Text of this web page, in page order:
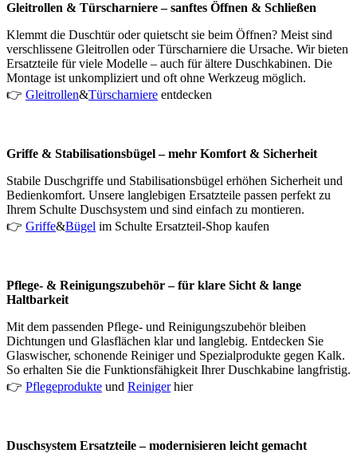
Gleitrollen & Türscharniere – sanftes Öffnen & Schließen
Klemmt die Duschtür oder quietscht sie beim Öffnen? Meist sind
verschlissene Gleitrollen oder Türscharniere die Ursache. Wir bieten
Ersatzteile für viele Modelle – auch für ältere Duschkabinen. Die
Montage ist unkompliziert und oft ohne Werkzeug möglich.
👉 Gleitrollen&Türscharniere entdecken
Griffe & Stabilisationsbügel – mehr Komfort & Sicherheit
Stabile Duschgriffe und Stabilisationsbügel erhöhen Sicherheit und
Bedienkomfort. Unsere langlebigen Ersatzteile passen perfekt zu
Ihrem Schulte Duschsystem und sind einfach zu montieren.
👉 Griffe&Bügel im Schulte Ersatzteil-Shop kaufen
Pflege- & Reinigungszubehör – für klare Sicht & lange
Haltbarkeit
Mit dem passenden Pflege- und Reinigungszubehör bleiben
Dichtungen und Glasflächen klar und langlebig. Entdecken Sie
Glaswischer, schonende Reiniger und Spezialprodukte gegen Kalk.
So erhalten Sie die Funktionsfähigkeit Ihrer Duschkabine langfristig.
👉 Pflegeprodukte und Reinigerhier
Duschsystem Ersatzteile – modernisieren leicht gemacht